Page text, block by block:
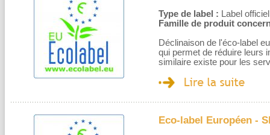
Type de label : Label officiel
Famille de produit
Déclinaison de l'éco-label
qui permet de réduire leurs
similaire existe pour les
Eco-label Européen -